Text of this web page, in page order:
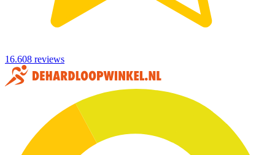
16.608 reviews